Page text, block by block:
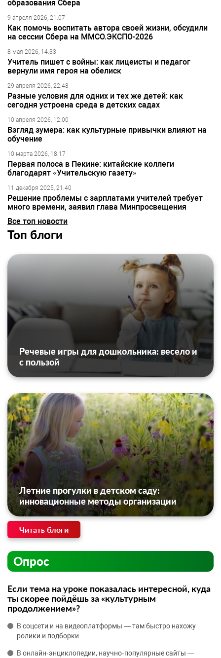
образования Сбера
9 апреля 2026, 21:07
Как помочь воспитать автора своей жизни, обсудили
на сессии Сбера на ММСО.ЭКСПО-2026
8 мая 2026, 14:33
Учитель пишет с войны: как лицеисты и педагог
вернули имя героя на обелиск
29 апреля 2026, 22:48
Разные условия для одних и тех же детей: как
сегодня устроена среда в детских садах
10 апреля 2026, 12:00
Взгляд зумера: как культурные привычки влияют на
обучение
10 марта 2026, 18:17
Первая полоса в Пекине: китайские коллеги
благодарят «Учительскую газету»
11 декабря 2025, 21:40
Решение проблемы с зарплатами учителей требует
много времени, заявил глава Минпросвещения
Все топ новости
Топ блоги
Речевые игры для дошкольника: весело и
с пользой
Летние прогулки в детском саду:
инновационные методы организации
Читать блоги
Опрос
Если тема на уроке показалась интересной, куда
ты скорее пойдёшь за «культурным
продолжением»?
В соцсети и на видеоплатформы — там быстро нахожу
ролики и подборки.
В онлайн‑энциклопедии, научно‑популярные сайты —